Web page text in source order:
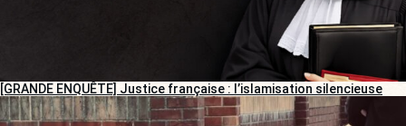
[GRANDE ENQUÊTE] Justice française : l’islamisation silencieuse